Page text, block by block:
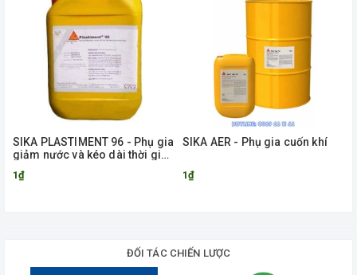
SIKA PLASTIMENT 96 - Phụ gia
giảm nước và kéo dài thời gian
1₫
SIKA AER - Phụ gia cuốn khí
1₫
ĐỐI TÁC CHIẾN LƯỢC